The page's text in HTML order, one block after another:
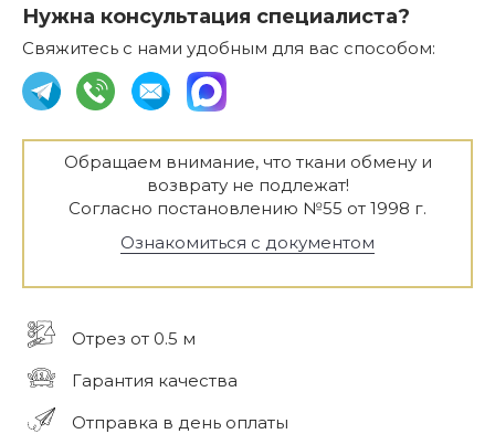
Нужна консультация специалиста?
Свяжитесь с нами удобным для вас способом:
Обращаем внимание, что ткани обмену и
возврату не подлежат!
Согласно постановлению №55 от 1998 г.
Ознакомиться с документом
Отрез от 0.5 м
Гарантия качества
Отправка в день оплаты